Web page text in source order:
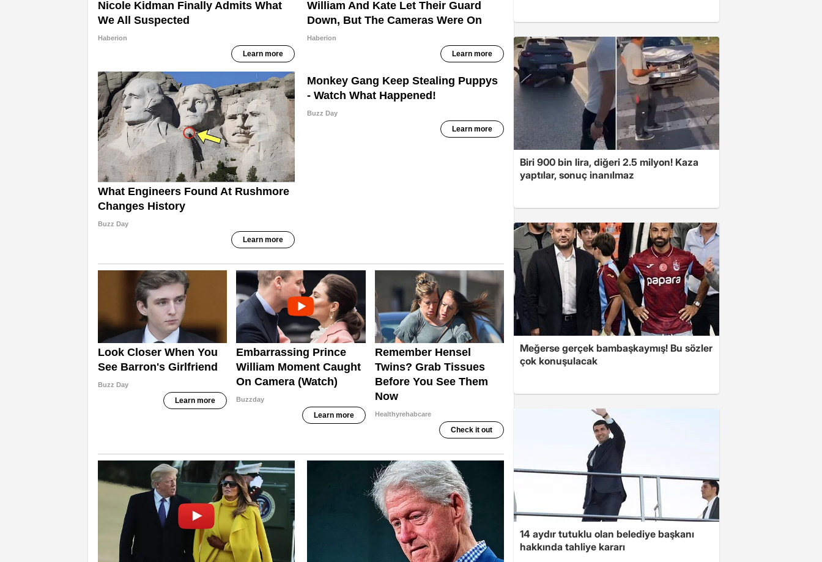
Biri 900 bin lira, diğeri 2.5 milyon! Kaza
yaptılar, sonuç inanılmaz
Meğerse gerçek bambaşkaymış! Bu sözler
çok konuşulacak
14 aydır tutuklu olan belediye başkanı
hakkında tahliye kararı